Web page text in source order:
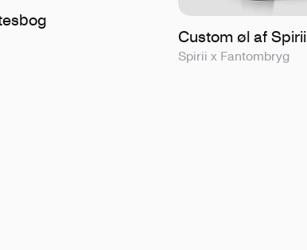
Custom øl af Spirii
Spirii x Fantombryg